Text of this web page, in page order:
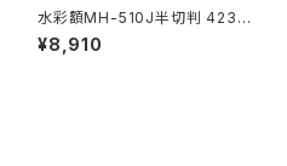
水彩額MH-510J半切判 423×
545ミリ
¥8,910